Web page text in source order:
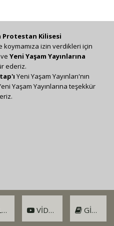
VIDEO GIRIŞ
Protestan Kilisesi
izin verdikleri için
ve Yeni Yaşam Yayınlarına
ederiz.
Yeni Yaşam Yayınları'nın
Yaşam Yayınlarına teşekkür